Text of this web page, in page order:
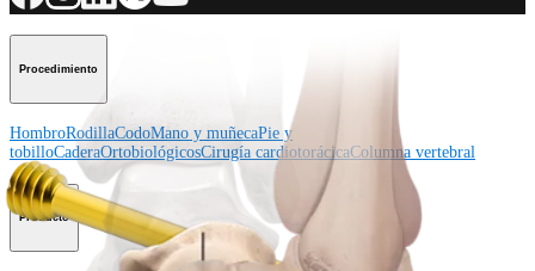
Procedimiento
HombroRodillaCodoMano y muñecaPie y
tobilloCaderaOrtobiológicosCirugía cardiotorácicaColumna vertebral
Producto